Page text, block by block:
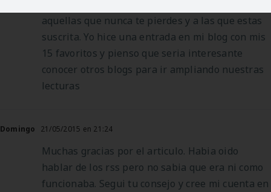
aquellas que nunca te pierdes y a las que estas
suscrita. Yo hice una entrada en mi blog con mis
15 favoritos y pienso que seria interesante
conocer otros blogs para ir ampliando nuestras
lecturas
Domingo 21/05/2015 en 21:24
Muchas gracias por el articulo. Habia oido
hablar de los rss pero no sabia que era ni como
funcionaba. Segui tu consejo y cree mi cuenta en